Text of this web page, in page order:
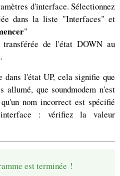
d'interface. Sélectionnez
dans la liste "Interfaces" et
"
de l'état DOWN au
.
l'état UP, cela signifie que
allumé, que soundmodem n'est
nom incorrect est spécifié
: vérifiez la valeur
est terminée !